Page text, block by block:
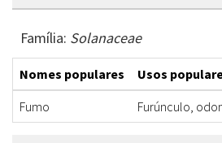
Família: Solanaceae
Nomes populares Usos
Fumo
Furúnculo,